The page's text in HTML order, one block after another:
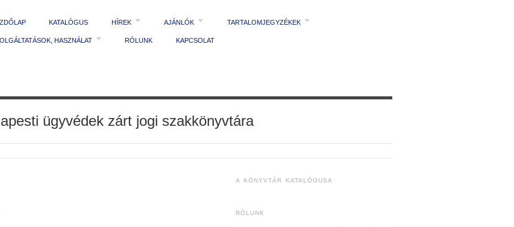
KATALÓGUS HÍREK AJÁNLÓK TARTALOMJEGYZÉKEK
HASZNÁLAT RÓLUNK KAPCSOLAT
ügyvédek zárt jogi szakkönyvtára
A KÖNYVTÁR KATALÓGUSA
RÓLUNK